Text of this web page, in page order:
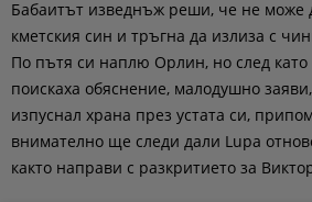
Бабаитът изведнъж реши, че не може
кметския син и тръгна да излиза с
По пътя си наплю Орлин, но след като
поискаха обяснение, малодушно
изпуснал храна през устата си,
внимателно ще следи дали Lupa
както направи с разкритието за